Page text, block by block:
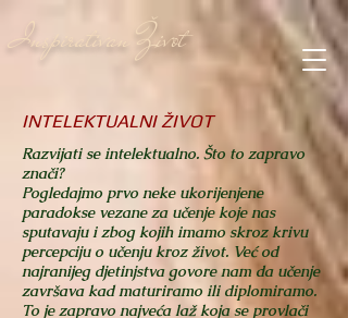
Inspirativan Život
INTELEKTUALNI ŽIVOT
Razvijati se intelektualno. Što to zapravo
znači?
Pogledajmo prvo neke ukorijenjene
paradokse vezane za učenje koje nas
sputavaju i zbog kojih imamo skroz krivu
percepciju o učenju kroz život. Već od
najranijeg djetinjstva govore nam da učenje
završava kad maturiramo ili diplomiramo.
To je zapravo najveća laž koja se provlači